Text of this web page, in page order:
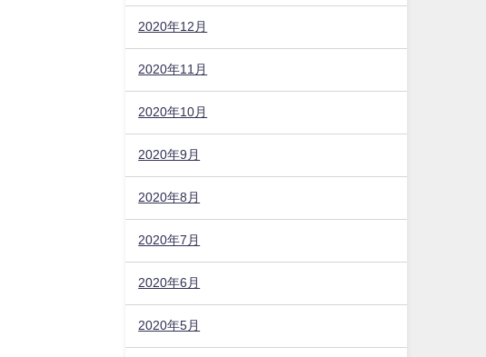
2020年12月
2020年11月
2020年10月
2020年9月
2020年8月
2020年7月
2020年6月
2020年5月